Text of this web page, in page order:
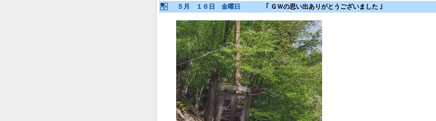
５月 １６日 金曜日 ｢ ＧＷの思い出ありがとうございました ｣